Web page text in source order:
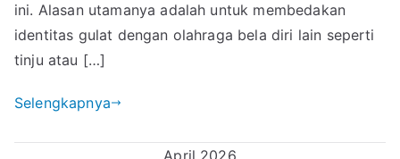
ini. Alasan utamanya adalah untuk membedakan
identitas gulat dengan olahraga bela diri lain seperti
tinju atau […]
Selengkapnya
April 2026